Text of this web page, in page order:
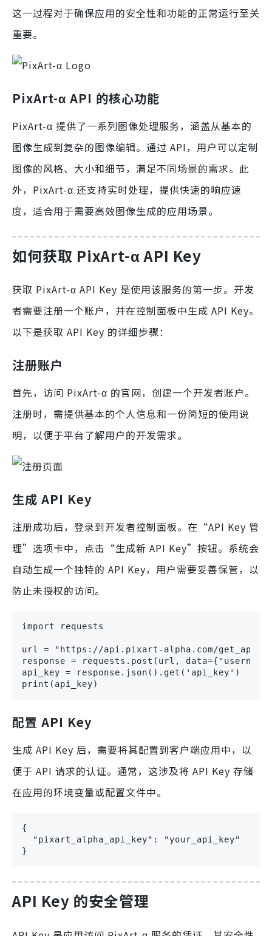
这一过程对于确保应用的安全性和功能的正常运行至关
重要。
PixArt-α API 的核心功能
PixArt-α 提供了一系列图像处理服务，涵盖从基本的
图像生成到复杂的图像编辑。通过 API，用户可以定制
图像的风格、大小和细节，满足不同场景的需求。此
外，PixArt-α 还支持实时处理，提供快速的响应速
度，适合用于需要高效图像生成的应用场景。
如何获取 PixArt-α API Key
获取 PixArt-α API Key 是使用该服务的第一步。开发
者需要注册一个账户，并在控制面板中生成 API Key。
以下是获取 API Key 的详细步骤：
注册账户
首先，访问 PixArt-α 的官网，创建一个开发者账户。
注册时，需提供基本的个人信息和一份简短的使用说
明，以便于平台了解用户的开发需求。
生成 API Key
注册成功后，登录到开发者控制面板。在“API Key 管
理”选项卡中，点击“生成新 API Key”按钮。系统会
自动生成一个独特的 API Key，用户需要妥善保管，以
防止未授权的访问。
import requests
url = "https://api.pixart-alpha.com/
response = requests.post(url,
api_key = response.json().get('api_key')
print(api_key)
配置 API Key
生成 API Key 后，需要将其配置到客户端应用中，以
便于 API 请求的认证。通常，这涉及将 API Key 存储
在应用的环境变量或配置文件中。
{
  "pixart_alpha_api_key": "your_api_key"
}
API Key 的安全管理